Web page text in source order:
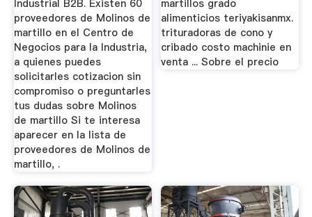
Industrial B2B. Existen 60
proveedores de Molinos de
martillo en el Centro de
Negocios para la Industria,
a quienes puedes
solicitarles cotizacion sin
compromiso o preguntarles
tus dudas sobre Molinos
de martillo Si te interesa
aparecer en la lista de
proveedores de Molinos de
martillo, .
martillos grado
alimenticios teriyakisanmx.
trituradoras de cono y
cribado costo machinie en
venta ... Sobre el precio